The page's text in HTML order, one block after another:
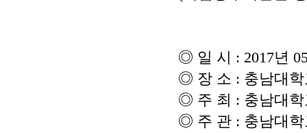
◎ 일 시 : 2017년
◎ 장 소 : 충남대
◎ 주 최 : 충남대
◎ 주 관 : 충남대